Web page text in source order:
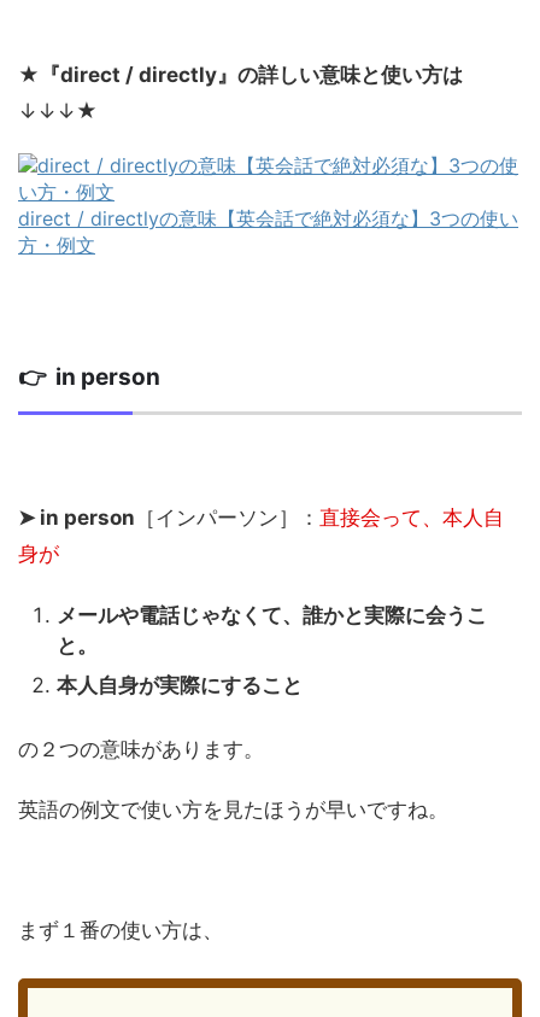
★ 『direct / directly』の詳しい意味と使い方は
↓↓↓★
direct / directlyの意味【英会話で絶対必須な】3つの使い
方・例文
👉 in person
➤ in person ［インパーソン］： 直接会って、本人自
身が
メールや電話じゃなくて、誰かと実際に会うこ
と。
本人自身が実際にすること
の２つの意味があります。
英語の例文で使い方を見たほうが早いですね。
まず１番の使い方は、